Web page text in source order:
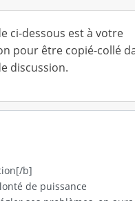
ci-dessous est à votre
pour être copié-collé
discussion.